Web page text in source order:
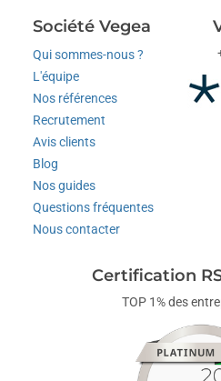
Société Vegea
Qui sommes-nous ?
L'équipe
Nos références
Recrutement
Avis clients
Blog
Nos guides
Questions fréquentes
Nous contacter
Certification
TOP 1% des